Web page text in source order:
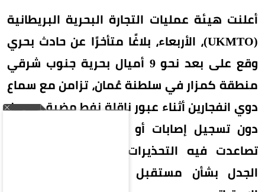
أعلنت هيئة عمليات التجارة البحرية البريطانية
(UKMTO)، الأربعاء، بلاغًا متأخرًا عن حادث بحري
وقع على بعد نحو 9 أميال بحرية جنوب شرقي
منطقة كمزار في سلطنة عُمان، تزامن مع سماع
دوي انفجارين أثناء عبور ناقلة نفط مضيق هرمز،
دون تسجيل إصابات أو أضرار بيئية، في وقت
تصاعدت فيه التحذيرات الملاحية وسط تجدد
الجدل بشأن مستقبل الملاحة في المضيق